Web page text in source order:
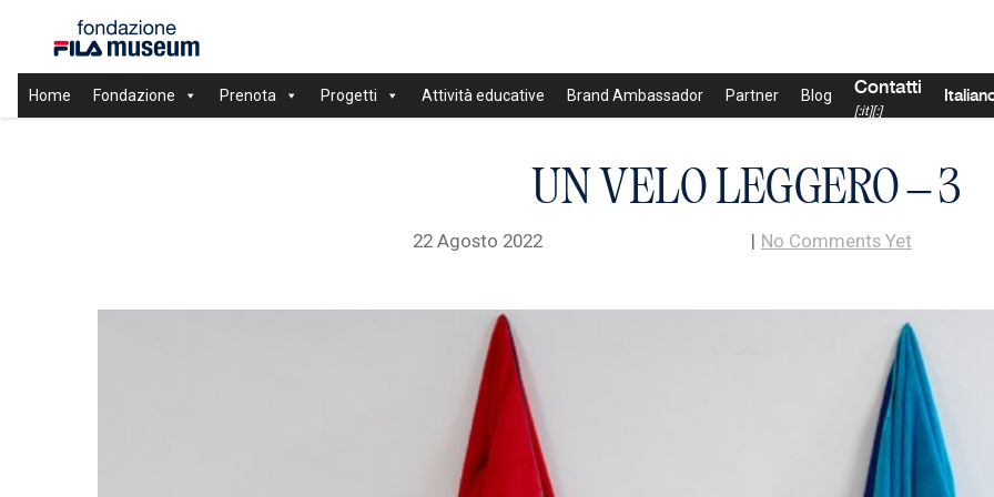
Home Fondazione Prenota Progetti Attività educative Brand Ambassador Partner Blog Contatti
[:it][:]
UN VELO LEGGERO – 3
22 Agosto 2022 | No Comments Yet